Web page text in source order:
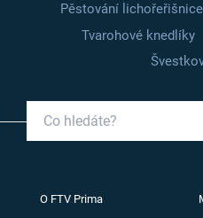
Pěstování lichořeřišnice
Tvarohové knedlíky
O FTV Prima